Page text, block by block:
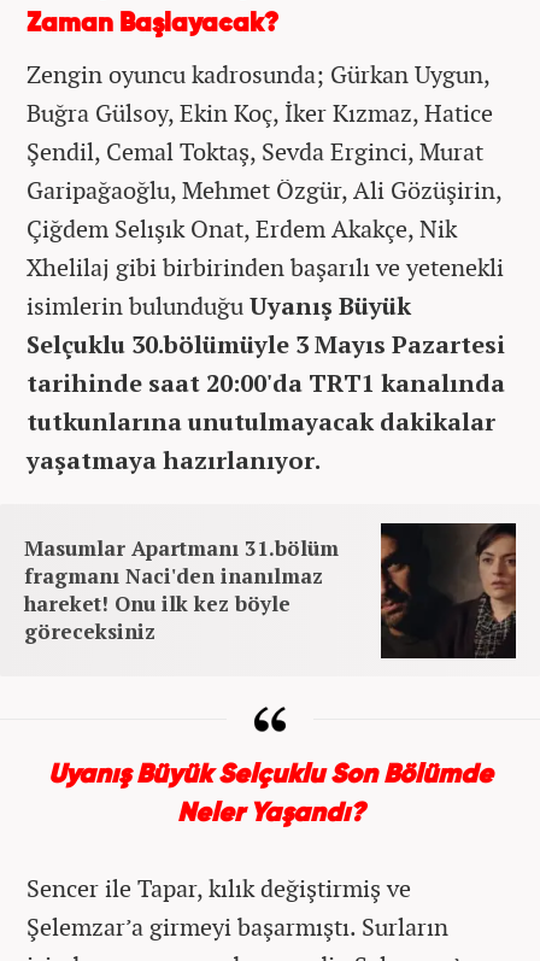
Zaman Başlayacak?
Zengin oyuncu kadrosunda; Gürkan Uygun​,
Buğra Gülsoy, Ekin Koç, İker Kızmaz, Hatice
Şendil, Cemal Toktaş, Sevda Erginci, Murat
Garipağaoğlu, Mehmet Özgür, Ali Gözüşirin,
Çiğdem Selışık Onat, Erdem Akakçe, Nik
Xhelilaj gibi birbirinden başarılı ve yetenekli
isimlerin bulunduğuUyanış Büyük
Selçuklu 30.bölümüyle 3 Mayıs Pazartesi
tarihinde saat 20:00'da TRT1 kanalında
tutkunlarına unutulmayacak dakikalar
yaşatmaya hazırlanıyor.
Masumlar Apartmanı 31.bölüm
fragmanı Naci'den inanılmaz
hareket! Onu ilk kez böyle
göreceksiniz
Uyanış Büyük Selçuklu Son Bölümde
Neler Yaşandı?
Sencer ile Tapar, kılık değiştirmiş ve
Şelemzar’a girmeyi başarmıştı. Surların